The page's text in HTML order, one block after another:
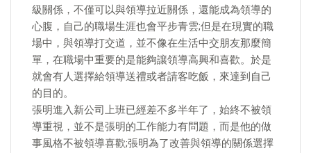
級關係，不僅可以與領導拉近關係，還能成為領導的
心腹，自己的職場生涯也會平步青雲;但是在現實的職
場中，與領導打交道，並不像在生活中交朋友那麼簡
單，在職場中重要的是能夠讓領導高興和喜歡。於是
就會有人選擇給領導送禮或者請客吃飯，來達到自己
的目的。
張明進入新公司上班已經差不多半年了，始終不被領
導重視，並不是張明的工作能力有問題，而是他的做
事風格不被領導喜歡;張明為了改善與領導的關係選擇